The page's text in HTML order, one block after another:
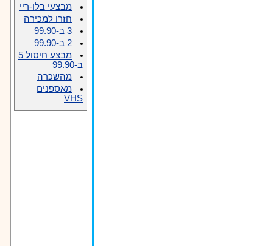
מבצעי בלו-ריי
חזרו למכירה
3 ב-99.90
2 ב-99.90
מבצע חיסול 5
ב-99.90
מהשכרה
מאספנים
VHS